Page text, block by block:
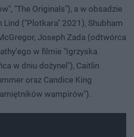
"The Originals"), a w obsadzie
Lind ("Plotkara" 2021), Shubham
Joseph Zada (odtwórca
w filmie "Igrzyska
w dniu dożynel"), Caitlin
oraz Candice King
wampirów").